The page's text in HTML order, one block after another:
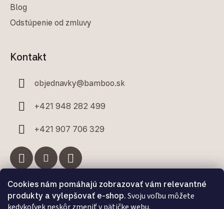
Cookies nám pomáhajú zobrazovať vám relevantné
produkty a vylepšovať e-shop. Svoju voľbu môžete
Blog
Odstúpenie od zmluvy
Kontakt
objednavky@bamboo.sk
+421 948 282 499
+421 907 706 329
Facebook